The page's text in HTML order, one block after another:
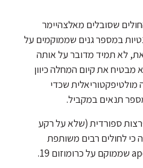
שסובלים מאלצהיימר
במספר גנים שממוקמים על
1, 14 ו- 21. עם זאת, לא תמיד מדובר על אותה
מבטיח את קיום המחלה כיוון
מולטיפקטוריאלית שכדי
תנאים במקביל.
ספורדית (שלא על רקע
לחולים רבים משותפת